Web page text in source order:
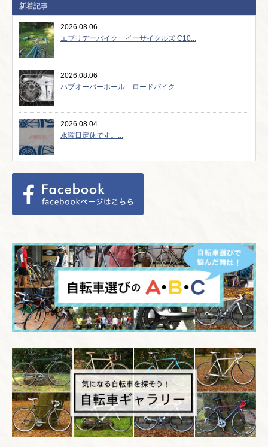
新着記事
2026.08.06
エブリデーバイク イーサイクルズ C10...
2026.08.06
ハブオーバーホール ロードバイク...
2026.08.04
水曜日定休です。...